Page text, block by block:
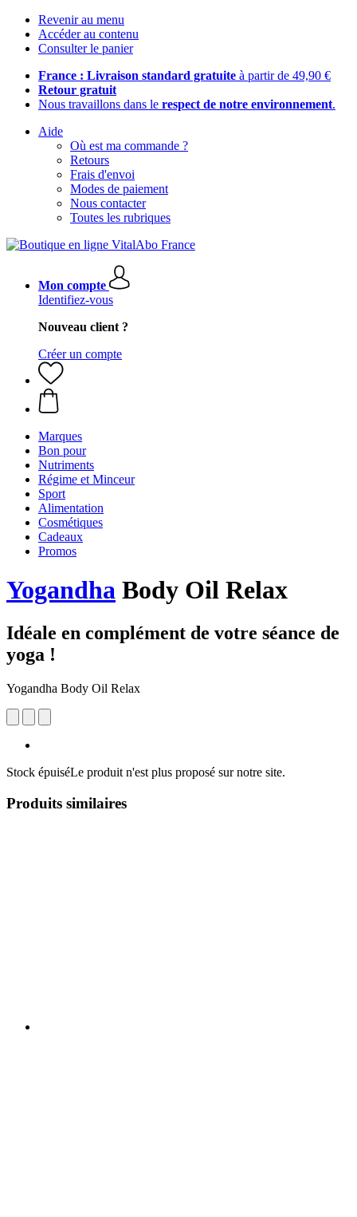
Revenir au menu
Accéder au contenu
Consulter le panier
France : Livraison standard gratuite à partir de 49,90 €
Retour gratuit
Nous travaillons dans le respect de notre environnement.
Aide
Où est ma commande ?
Retours
Frais d'envoi
Modes de paiement
Nous contacter
Toutes les rubriques
Mon compte
Identifiez-vous
Nouveau client ?
Créer un compte
Marques
Bon pour
Nutriments
Régime et Minceur
Sport
Alimentation
Cosmétiques
Cadeaux
Promos
Yogandha Body Oil Relax
Idéale en complément de votre séance de
yoga !
Yogandha Body Oil Relax
Stock épuiséLe produit n'est plus proposé sur notre site.
Produits similaires